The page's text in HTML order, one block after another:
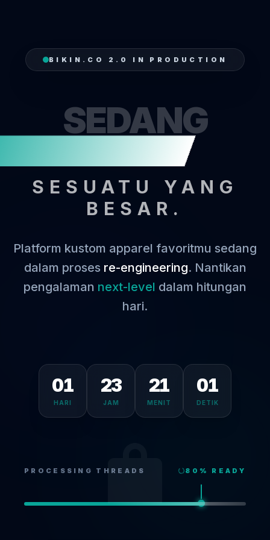
BIKIN.CO 2.0 IN PRODUCTION
SEDANG
MENJAHIT
SESUATU YANG
BESAR.
Platform kustom apparel favoritmu sedang
dalam proses re-engineering. Nantikan
pengalaman next-level dalam hitungan
hari.
01
HARI
23
JAM
21
MENIT
00
DETIK
PROCESSING THREADS 80 % READY